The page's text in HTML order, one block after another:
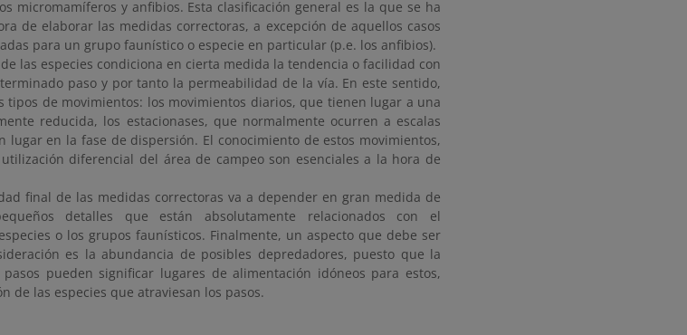
micromamíferos y anfibios. Esta clasificación general es la que se ha
de elaborar las medidas correctoras, a excepción de aquellos casos
para un grupo faunístico o especie en particular (p.e. los anfibios).
las especies condiciona en cierta medida la tendencia o facilidad con
paso y por tanto la permeabilidad de la vía. En este sentido,
tipos de movimientos: los movimientos diarios, que tienen lugar a una
reducida, los estacionases, que normalmente ocurren a escalas
lugar en la fase de dispersión. El conocimiento de estos movimientos,
diferencial del área de campeo son esenciales a la hora de
final de las medidas correctoras va a depender en gran medida de
detalles que están absolutamente relacionados con el
o los grupos faunísticos. Finalmente, un aspecto que debe ser
es la abundancia de posibles depredadores, puesto que la
pueden significar lugares de alimentación idóneos para estos,
de las especies que atraviesan los pasos.